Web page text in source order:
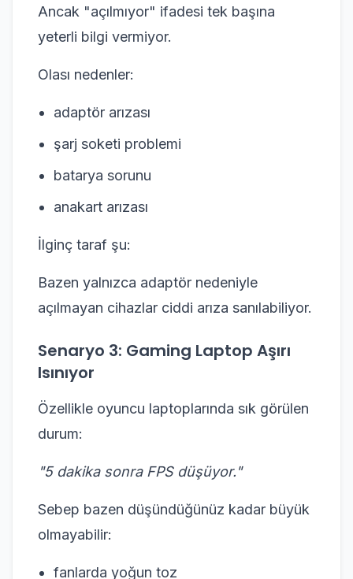
Ancak "açılmıyor" ifadesi tek başına
yeterli bilgi vermiyor.
Olası nedenler:
adaptör arızası
şarj soketi problemi
batarya sorunu
anakart arızası
İlginç taraf şu:
Bazen yalnızca adaptör nedeniyle
açılmayan cihazlar ciddi arıza sanılabiliyor.
Senaryo 3: Gaming Laptop Aşırı
Isınıyor
Özellikle oyuncu laptoplarında sık görülen
durum:
"5 dakika sonra FPS düşüyor."
Sebep bazen düşündüğünüz kadar büyük
olmayabilir:
fanlarda yoğun toz